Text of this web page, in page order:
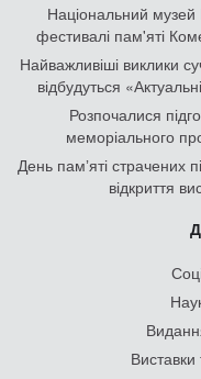
Національний музей
фестивалі пам'яті
Найважливіші виклики
відбудуться
Розпочалися
меморіального
День памʼяті страчених
відкриття